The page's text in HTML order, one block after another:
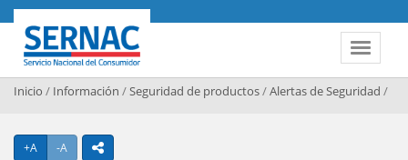
Contenido principal
Toggle
SERNAC
Inicio / Información /Seguridad de productos/Alertas de Seguridad /
+A Agrandar texto
-A Achicar textoicono compartir